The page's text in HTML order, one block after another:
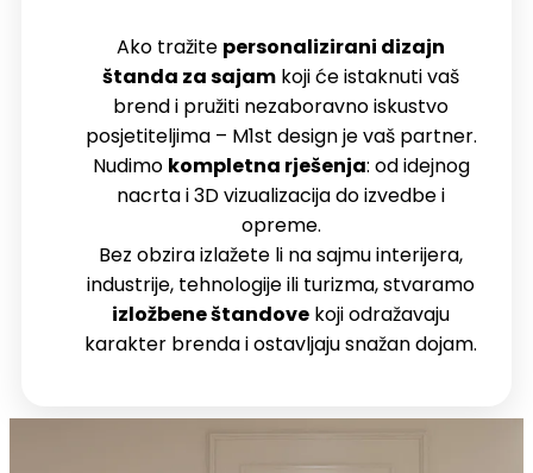
Ako tražite personalizirani dizajn
štanda za sajam koji će istaknuti vaš
brend i pružiti nezaboravno iskustvo
posjetiteljima – M1st design je vaš partner.
Nudimo kompletna rješenja: od idejnog
nacrta i 3D vizualizacija do izvedbe i
opreme.
Bez obzira izlažete li na sajmu interijera,
industrije, tehnologije ili turizma, stvaramo
izložbene štandove koji odražavaju
karakter brenda i ostavljaju snažan dojam.